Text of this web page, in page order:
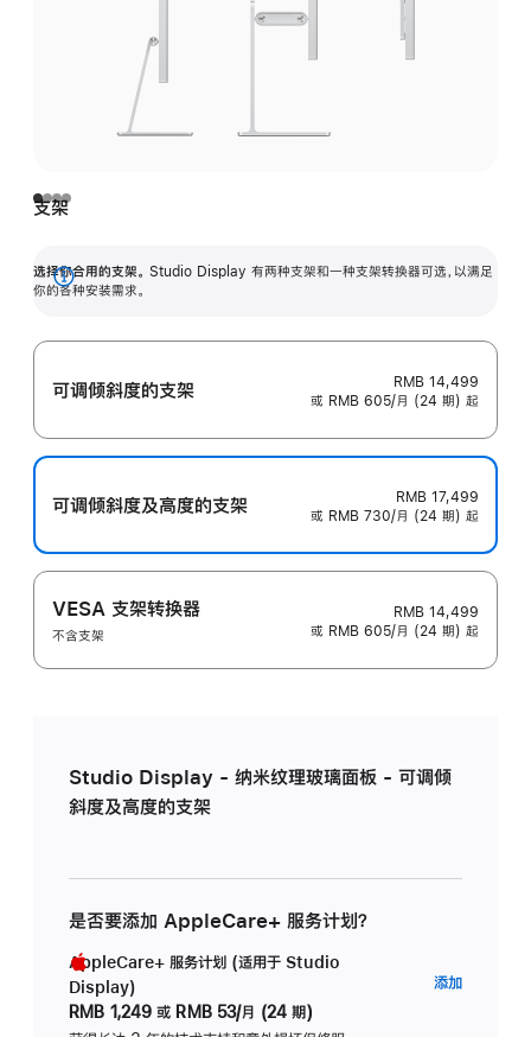
支架
选择你合用的支架。 Studio Display 有两种支架和一种支架转换器可选，以满足
你的各种安装需求。
展
可调倾斜度的支架
RMB 14,499
或 RMB 605/月 (24 期) 起
可调倾斜度及高‍度的支‍架
RMB 17,499
或 RMB 730/月 (24 期) 起
VESA 支架转换器
不含支架
RMB 14,499
或 RMB 605/月 (24 期) 起
Studio Display - 纳米纹理玻璃面板 - 可调倾
斜度及高度的支架
是否要添加 AppleCare+ 服务计划？
AppleCare+ 服务计划 (适用于 Studio
Display)
RMB 1,249 或 RMB 53/月 (24 期)
添加